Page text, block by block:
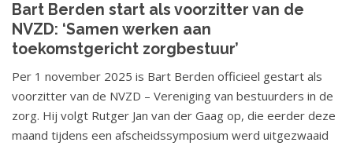
Bart Berden start als voorzitter van de
NVZD: ‘Samen werken aan
toekomstgericht zorgbestuur’
Per 1 november 2025 is Bart Berden officieel gestart als
voorzitter van de NVZD – Vereniging van bestuurders in de
zorg. Hij volgt Rutger Jan van der Gaag op, die eerder deze
maand tijdens een afscheidssymposium werd uitgezwaaid